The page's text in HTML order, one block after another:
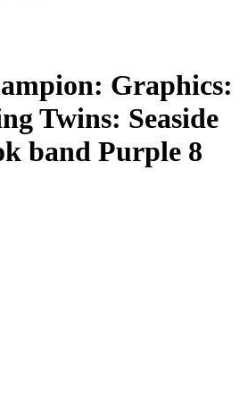
Graphics:
Twins: Seaside
band Purple 8